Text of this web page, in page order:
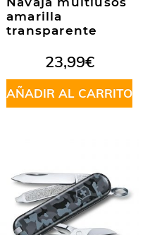
amarilla
transparente
23,99€
AÑADIR AL CARRITO